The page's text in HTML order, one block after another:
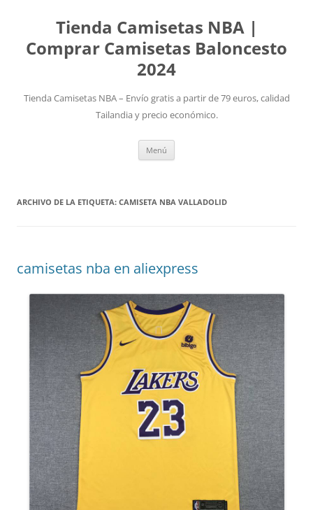
Tienda Camisetas NBA |
Comprar Camisetas Baloncesto
2024
Tienda Camisetas NBA – Envío gratis a partir de 79 euros, calidad
Tailandia y precio económico.
Menú
ARCHIVO DE LA ETIQUETA: CAMISETA NBA VALLADOLID
camisetas nba en aliexpress